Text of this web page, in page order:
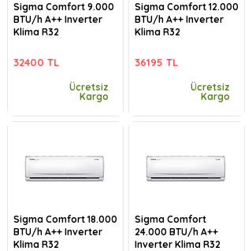
Sigma Comfort 9.000
BTU/h A++ Inverter
Klima R32
32400 TL
Ücretsiz
Kargo
Sigma Comfort 18.000
BTU/h A++ Inverter
Klima R32
Sigma Comfort 12.000
BTU/h A++ Inverter
Klima R32
36195 TL
Ücretsiz
Kargo
Sigma Comfort
24.000 BTU/h A++
Inverter Klima R32